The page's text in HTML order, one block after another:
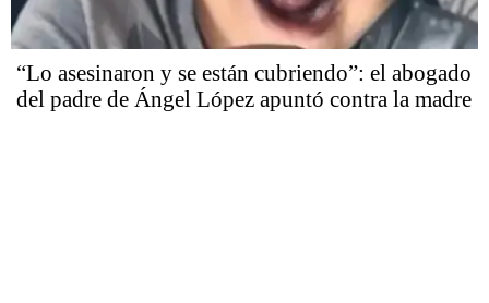
“Lo asesinaron y se están cubriendo”: el abogado
del padre de Ángel López apuntó contra la madre